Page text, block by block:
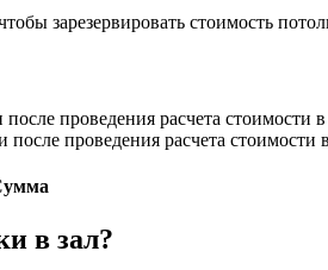
зарезервировать стоимость
проведения расчета стоимости
проведения расчета стоимости
в зал?